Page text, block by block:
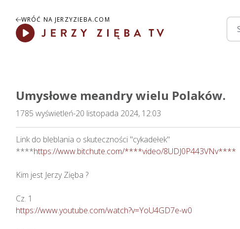
WRÓĆ NA JERZYZIEBA.COM
Umysłowe meandry wielu Polaków.
1785 wyświetleń-20 listopada 2024, 12:03
Link do bleblania o skuteczności "cykadełek"
****https://www.bitchute.com/****video/8UDJ0P443VNv****
Kim jest Jerzy Zięba ?
https://www.youtube.com/watch?v=YoU4GD7e-w0